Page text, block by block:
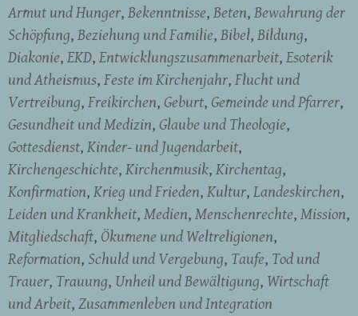
Armut und Hunger Bekenntnisse Beten Bewahrung der
Schöpfung Beziehung und Familie Bibel Bildung
Diakonie EKD Entwicklungszusammenarbeit Esoterik
und Atheismus Feste im Kirchenjahr Flucht und
Vertreibung Freikirchen Geburt Gemeinde und Pfarrer
Gesundheit und Medizin Glaube und Theologie
Gottesdienst Kinder- und Jugendarbeit
Kirchengeschichte Kirchenmusik Kirchentag
Konfirmation Krieg und Frieden Kultur Landeskirchen
Leiden und Krankheit Medien Menschenrechte Mission
Mitgliedschaft Ökumene und Weltreligionen
Reformation Schuld und Vergebung Taufe Tod und
Trauer Trauung Unheil und Bewältigung Wirtschaft
und Arbeit Zusammenleben und Integration